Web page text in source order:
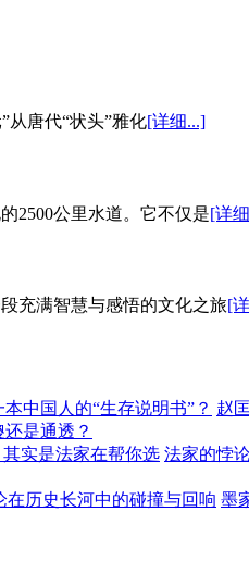
从唐代“状头”雅化[详细...]
2500公里水道。它不仅是[详
充满智慧与感悟的文化之旅[
中国人的“生存说明书”？ 赵
是通透？
实是法家在帮你选 法家的悖
在历史长河中的碰撞与回响 墨